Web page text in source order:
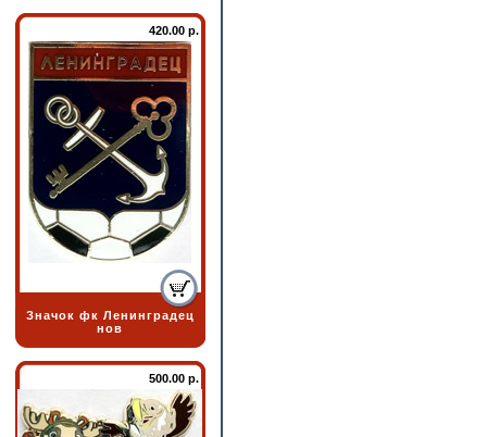
420.00 р.
Значок фк Ленинградец
нов
500.00 р.